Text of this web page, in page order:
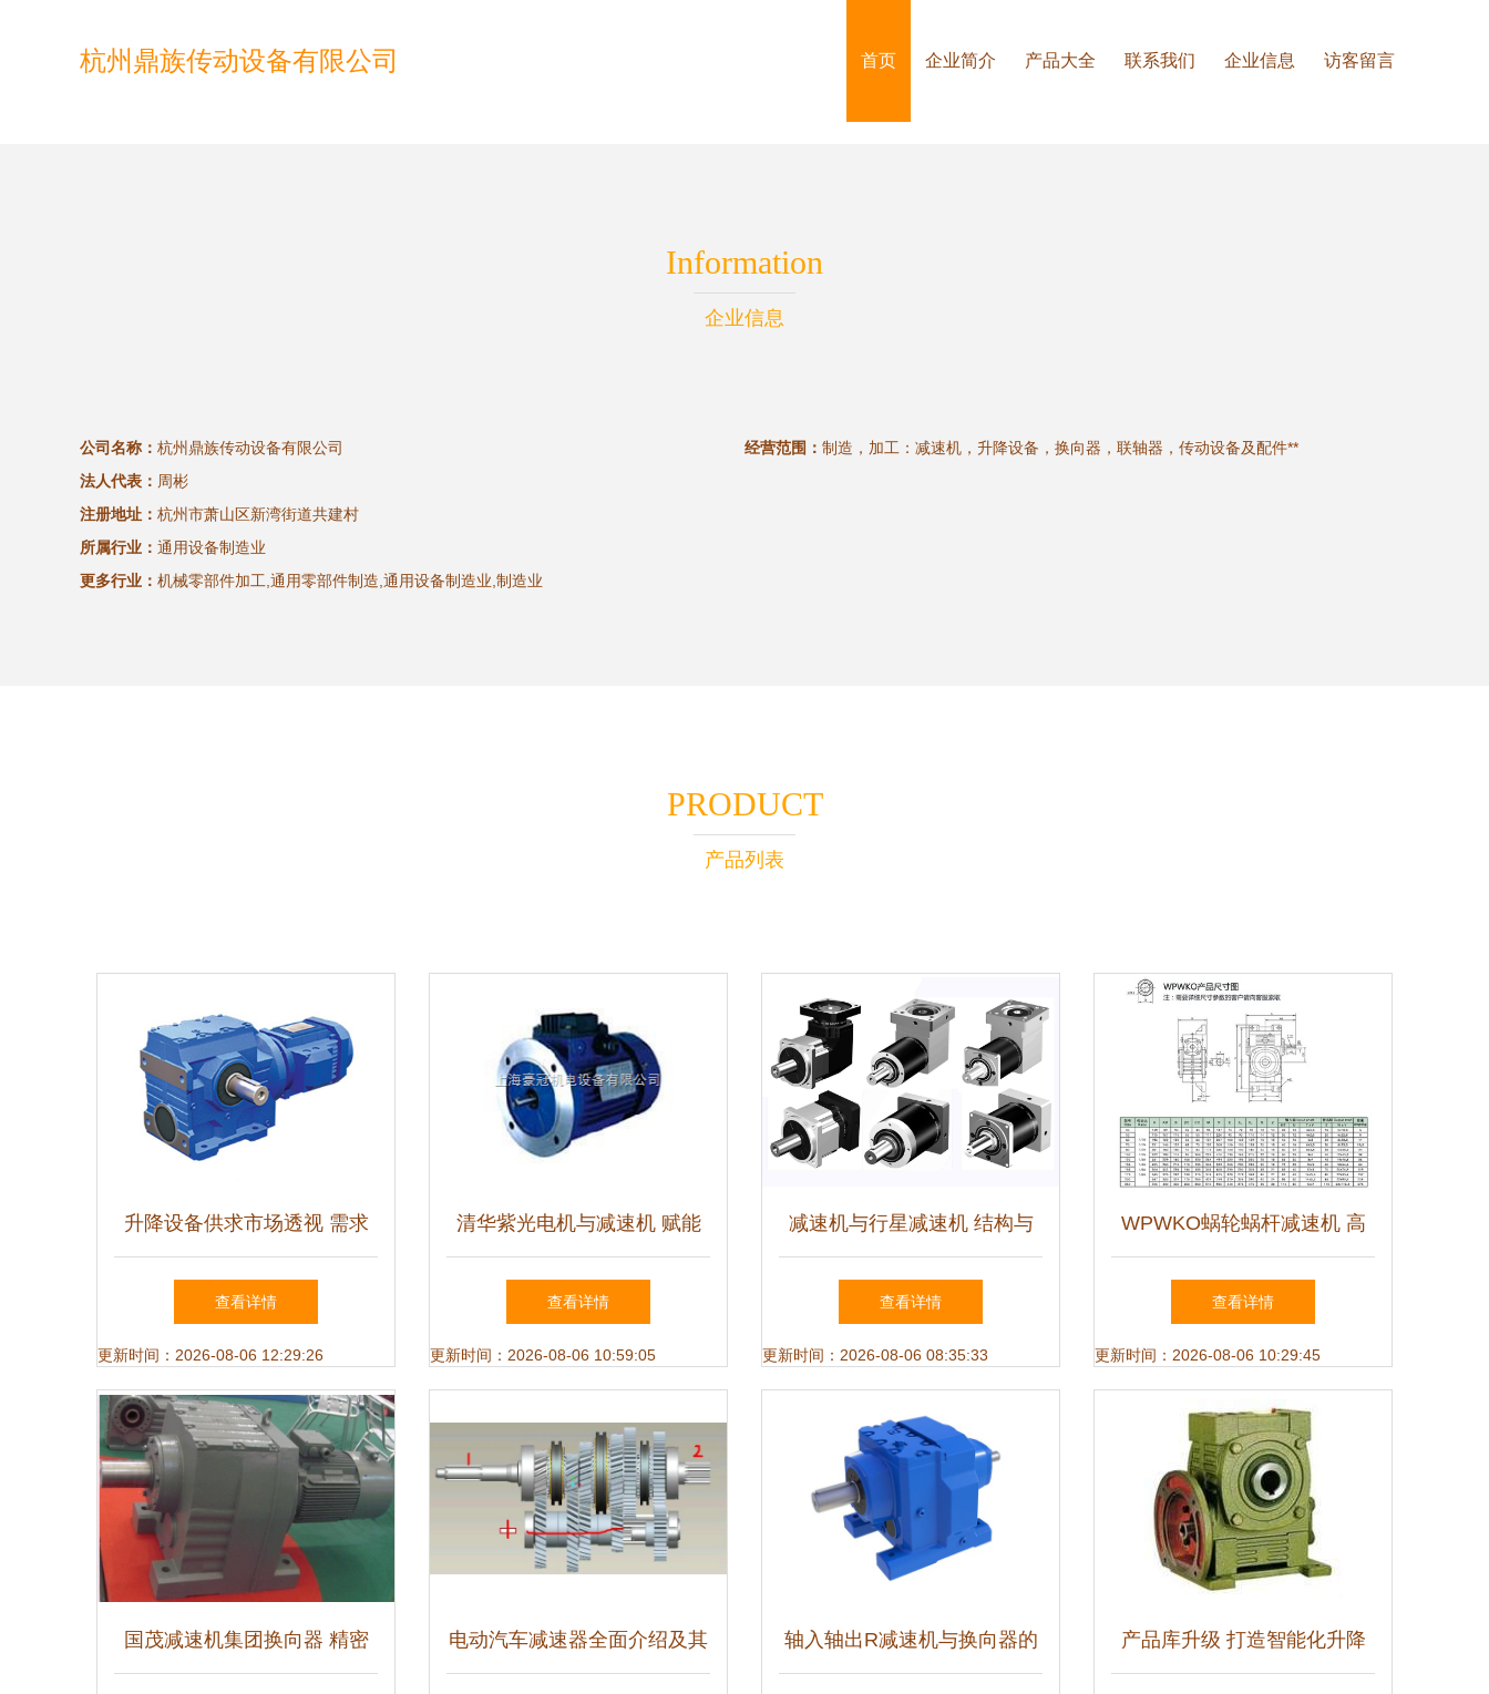
杭州鼎族传动设备有限公司 首页 企业简介 产品大全 联系我们 企业信息 访客留言
Information
企业信息
公司名称： 杭州鼎族传动设备有限公司
法人代表： 周彬
注册地址： 杭州市萧山区新湾街道共建村
所属行业： 通用设备制造业
更多行业： 机械零部件加工,通用零部件制造,通用设备制造业,制造业
经营范围： 制造，加工：减速机，升降设备，换向器，联轴器，传动设备及配件**
PRODUCT
产品列表
升降设备供求市场透视 需求
升级与技术革新并行
查看详情
更新时间：2026-08-06 12:29:26
清华紫光电机与减速机 赋能
升降设备，驱动绿色未来
查看详情
更新时间：2026-08-06 10:59:05
减速机与行星减速机 结构与
性能的全面解析
查看详情
更新时间：2026-08-06 08:35:33
WPWKO蜗轮蜗杆减速机 高
效传动与稳固耐用的万能选择
查看详情
更新时间：2026-08-06 10:29:45
国茂减速机集团换向器 精密 电动汽车减速器全面介绍及其 轴入轴出R减速机与换向器的 产品库升级 打造智能化升降